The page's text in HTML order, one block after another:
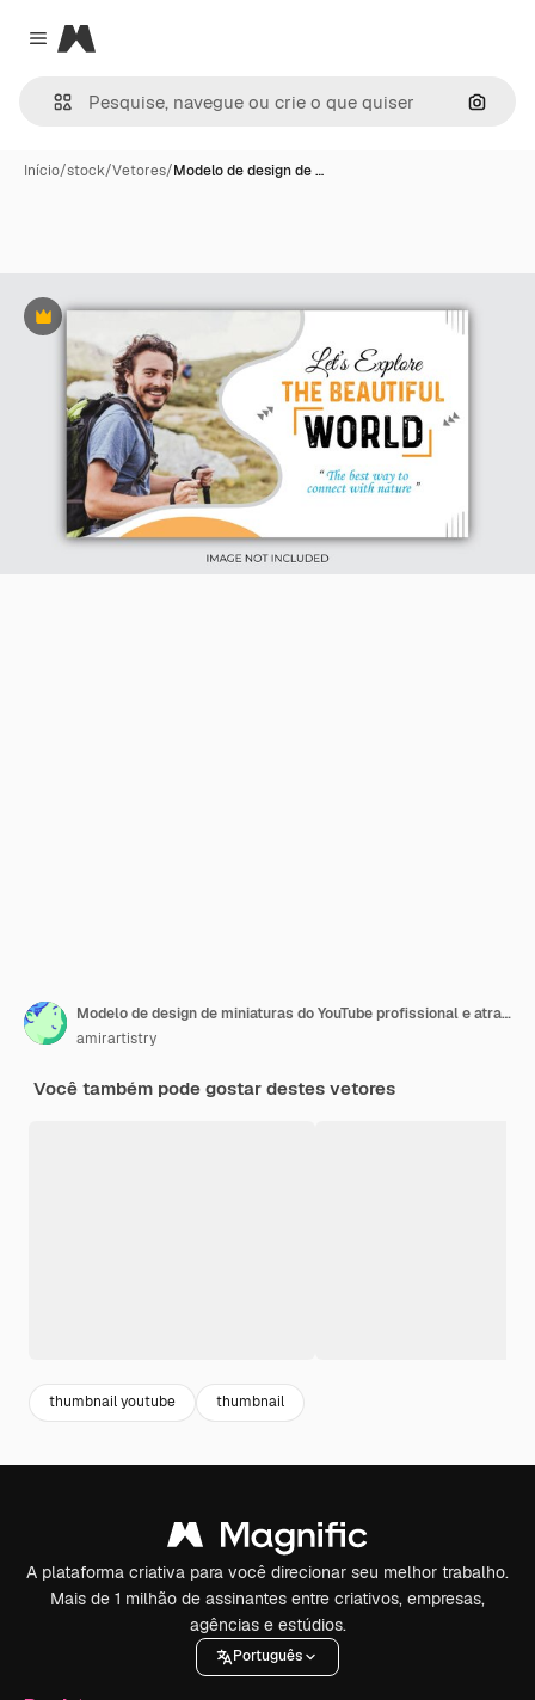
Close menu
Magnific
Início/stock/Vetores/Modelo de design de …
Premium
Modelo de design de miniaturas do YouTube profissional e atraente
amirartistry
Você também pode gostar destes vetores
thumbnail youtube thumbnail
A plataforma criativa para você direcionar seu melhor trabalho.
Mais de 1 milhão de assinantes entre criativos, empresas,
agências e estúdios.
Português